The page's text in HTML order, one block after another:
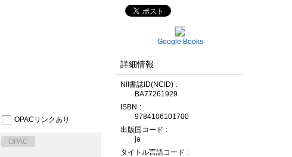
OPACリンクあり
OPAC
Google Books
詳細情報
NII書誌ID(NCID)
BA77261929
ISBN
9784106101700
出版国コード
ja
タイトル言語コード